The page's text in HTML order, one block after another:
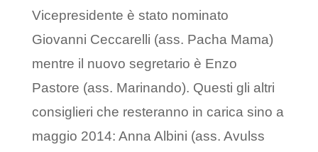
Vicepresidente è stato nominato
Giovanni Ceccarelli (ass. Pacha Mama)
mentre il nuovo segretario è Enzo
Pastore (ass. Marinando). Questi gli altri
consiglieri che resteranno in carica sino a
maggio 2014: Anna Albini (ass. Avulss